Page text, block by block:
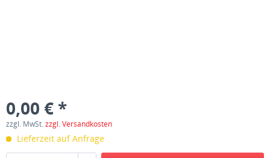
0,00 € *
zzgl. MwSt.zzgl. Versandkosten
Lieferzeit auf Anfrage